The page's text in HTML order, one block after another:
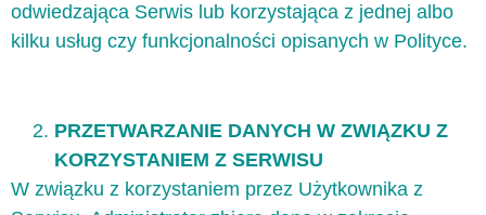
odwiedzająca Serwis lub korzystająca z jednej albo
kilku usług czy funkcjonalności opisanych w Polityce.
PRZETWARZANIE DANYCH W ZWIĄZKU Z
KORZYSTANIEM Z SERWISU
W związku z korzystaniem przez Użytkownika z